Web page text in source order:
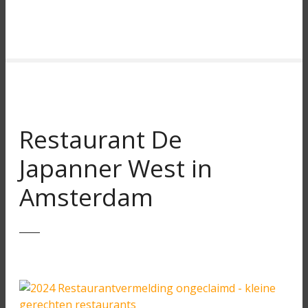
Restaurant De
Japanner West in
Amsterdam